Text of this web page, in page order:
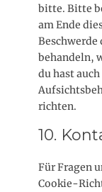
bitte. Bitte
am Ende
Beschwerde
behandeln,
du hast
richten.
10.
Für Fragen
Cookie-